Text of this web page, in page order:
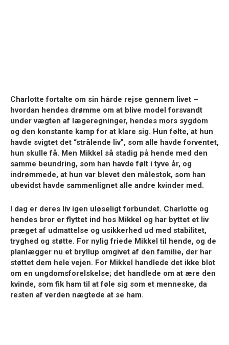
Charlotte fortalte om sin hårde rejse gennem livet –
hvordan hendes drømme om at blive model forsvandt
under vægten af lægeregninger, hendes mors sygdom
og den konstante kamp for at klare sig. Hun følte, at hun
havde svigtet det “strålende liv”, som alle havde forventet,
hun skulle få. Men Mikkel så stadig på hende med den
samme beundring, som han havde følt i tyve år, og
indrømmede, at hun var blevet den målestok, som han
ubevidst havde sammenlignet alle andre kvinder med.
I dag er deres liv igen uløseligt forbundet. Charlotte og
hendes bror er flyttet ind hos Mikkel og har byttet et liv
præget af udmattelse og usikkerhed ud med stabilitet,
tryghed og støtte. For nylig friede Mikkel til hende, og de
planlægger nu et bryllup omgivet af den familie, der har
støttet dem hele vejen. For Mikkel handlede det ikke blot
om en ungdomsforelskelse; det handlede om at ære den
kvinde, som fik ham til at føle sig som et menneske, da
resten af verden nægtede at se ham.